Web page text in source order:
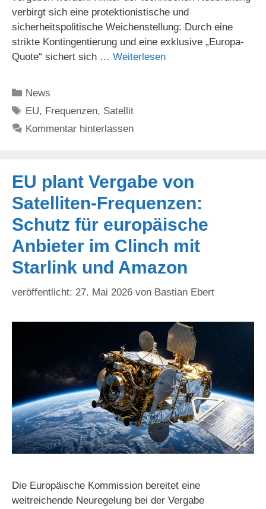
verbirgt sich eine protektionistische und
sicherheitspolitische Weichenstellung: Durch eine
strikte Kontingentierung und eine exklusive „Europa-
Quote“ sichert sich … Weiterlesen
Kategorien
News
Schlagwörter
EU, Frequenzen, Satellit
Kommentar hinterlassen
EU plant Vergabe von
Satelliten-Frequenzen:
Schutz für europäische
Anbieter im Clinch mit
Starlink und Amazon
27. Mai 2026 von Bastian Ebert
Die Europäische Kommission bereitet eine
weitreichende Neuregelung bei der Vergabe